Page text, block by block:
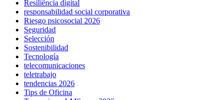
Resiliência digital
responsabilidad social corporativa
Riesgo psicosocial 2026
Seguridad
Selección
Sostenibilidad
Tecnología
telecomunicaciones
teletrabajo
tendencias 2026
Tips de Oficina